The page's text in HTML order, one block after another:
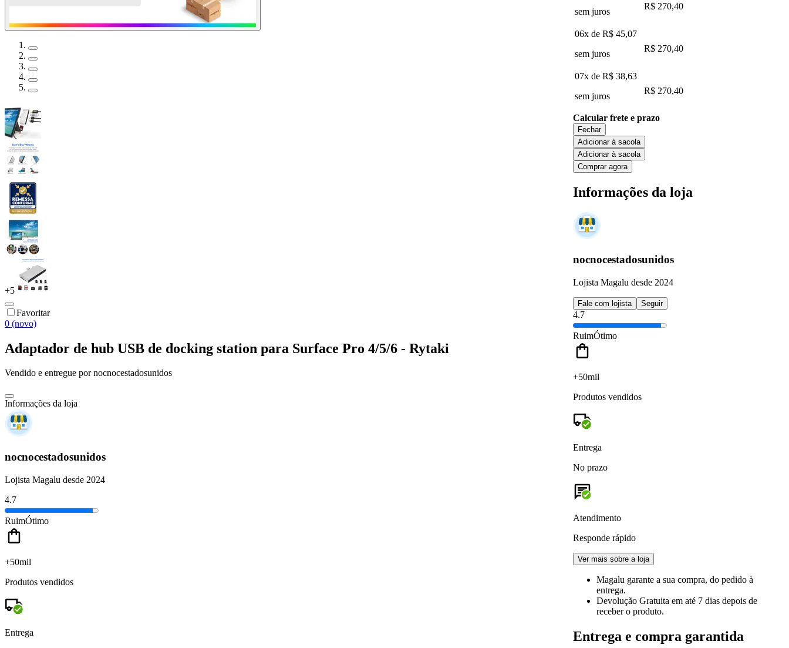
+5
Favoritar
0 (novo)
Adaptador de hub USB de docking station para Surface Pro 4/5/6 - Rytaki
Vendido e entregue por nocnocestadosunidos
Informações da loja
nocnocestadosunidos
Lojista Magalu desde 2024
4.7
RuimÓtimo
+50mil
Produtos vendidos
Entrega
sem juros
R$ 270,40
06x de R$ 45,07
sem juros
R$ 270,40
07x de R$ 38,63
sem juros
R$ 270,40
Calcular frete e prazo
Fechar
Adicionar à sacola
Adicionar à sacola
Comprar agora
Informações da loja
nocnocestadosunidos
Lojista Magalu desde 2024
Fale com lojista Seguir
4.7
RuimÓtimo
+50mil
Produtos vendidos
Entrega
No prazo
Atendimento
Responde rápido
Ver mais sobre a loja
Magalu garante a sua compra, do pedido à
entrega.
Devolução Gratuita em até 7 dias depois de
receber o produto.
Entrega e compra garantida